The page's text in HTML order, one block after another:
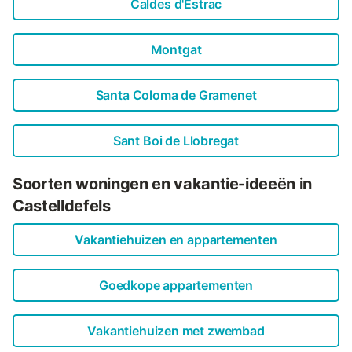
Caldes d'Estrac
Montgat
Santa Coloma de Gramenet
Sant Boi de Llobregat
Soorten woningen en vakantie-ideeën in
Castelldefels
Vakantiehuizen en appartementen
Goedkope appartementen
Vakantiehuizen met zwembad